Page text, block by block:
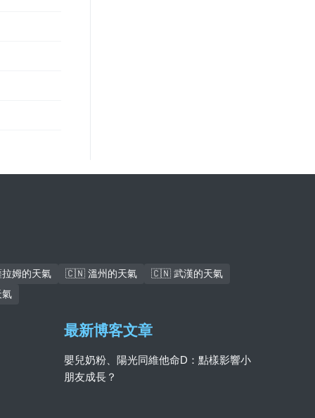
姆的天氣 🇨🇳 溫州的天氣
🇨🇳 武漢的天氣
最新博客文章
嬰兒奶粉、陽光同維他命D：點樣影響小
朋友成長？